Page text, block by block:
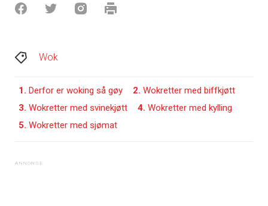
Wok
1. Derfor er woking så gøy 2. Wokretter med biffkjøtt
3. Wokretter med svinekjøtt 4. Wokretter med kylling
5. Wokretter med sjømat